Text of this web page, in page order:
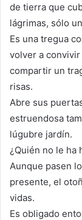
de tierra que
lágrimas, sólo
Es una tregua
volver a
compartir un
risas.
Abre sus
estruendosa
lúgubre jardín.
¿Quién no le ha
Aunque pasen
presente, el
vidas.
Es obligado